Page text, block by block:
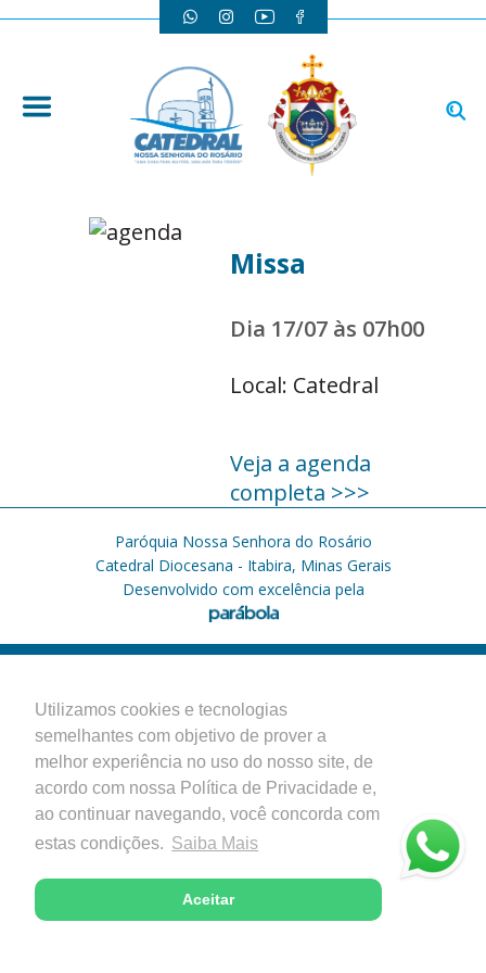
Utilizamos cookies e tecnologias
semelhantes com objetivo de prover a
melhor experiência no uso do nosso site, de
acordo com nossa Política de Privacidade e,
ao continuar navegando, você concorda com
estas condições. Saiba Mais
Aceitar
Missa
Dia 17/07 às 07h00
Local: Catedral
Veja a agenda
completa >>>
Paróquia Nossa Senhora do Rosário
Catedral Diocesana - Itabira, Minas Gerais
Desenvolvido com excelência pela